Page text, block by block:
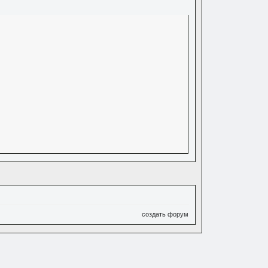
создать форум